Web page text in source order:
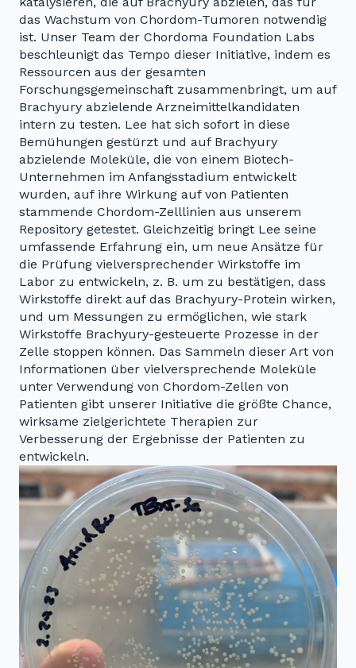
das Wachstum von Chordom-Tumoren notwendig
ist. Unser Team der Chordoma Foundation Labs
beschleunigt das Tempo dieser Initiative, indem es
Ressourcen aus der gesamten
Forschungsgemeinschaft zusammenbringt, um auf
Brachyury abzielende Arzneimittelkandidaten
intern zu testen. Lee hat sich sofort in diese
Bemühungen gestürzt und auf Brachyury
abzielende Moleküle, die von einem Biotech-
Unternehmen im Anfangsstadium entwickelt
wurden, auf ihre Wirkung auf von Patienten
stammende Chordom-Zelllinien aus unserem
Repository getestet. Gleichzeitig bringt Lee seine
umfassende Erfahrung ein, um neue Ansätze für
die Prüfung vielversprechender Wirkstoffe im
Labor zu entwickeln, z. B. um zu bestätigen, dass
Wirkstoffe direkt auf das Brachyury-Protein wirken,
und um Messungen zu ermöglichen, wie stark
Wirkstoffe Brachyury-gesteuerte Prozesse in der
Zelle stoppen können. Das Sammeln dieser Art von
Informationen über vielversprechende Moleküle
unter Verwendung von Chordom-Zellen von
Patienten gibt unserer Initiative die größte Chance,
wirksame zielgerichtete Therapien zur
Verbesserung der Ergebnisse der Patienten zu
entwickeln.